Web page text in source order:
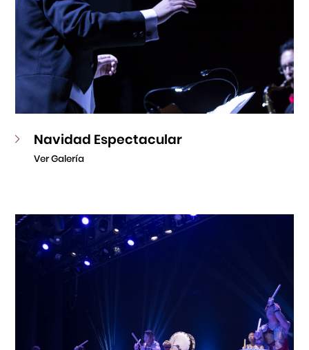
Navidad Espectacular
Ver Galería